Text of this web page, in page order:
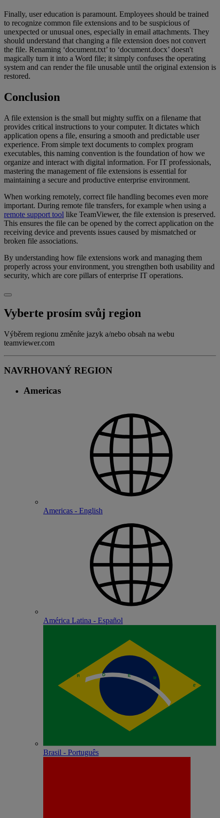
Finally, user education is paramount. Employees should be trained
to recognize common file extensions and to be suspicious of
unexpected or unusual ones, especially in email attachments. They
should understand that changing a file extension does not convert
the file. Renaming ‘document.txt’ to ‘document.docx’ doesn't
magically turn it into a Word file; it simply confuses the operating
system and can render the file unusable until the original extension is
restored.
Conclusion
A file extension is the small but mighty suffix on a filename that
provides critical instructions to your computer. It dictates which
application opens a file, ensuring a smooth and predictable user
experience. From simple text documents to complex program
executables, this naming convention is the foundation of how we
organize and interact with digital information. For IT professionals,
mastering the management of file extensions is essential for
maintaining a secure and productive enterprise environment.
When working remotely, correct file handling becomes even more
important. During remote file transfers, for example when using a
remote support tool like TeamViewer, the file extension is preserved.
This ensures the file can be opened by the correct application on the
receiving device and prevents issues caused by mismatched or
broken file associations.
By understanding how file extensions work and managing them
properly across your environment, you strengthen both usability and
security, which are core pillars of enterprise IT operations.
Vyberte prosím svůj region
Výběrem regionu změníte jazyk a/nebo obsah na webu
teamviewer.com
NAVRHOVANÝ REGION
Americas
Americas - English
América Latina - Español
Brasil - Português